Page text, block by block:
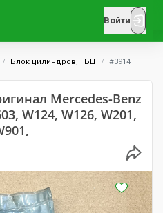
Войти
Блок цилиндров, ГБЦ #3914
Mercedes-Benz
W124, W126, W201,